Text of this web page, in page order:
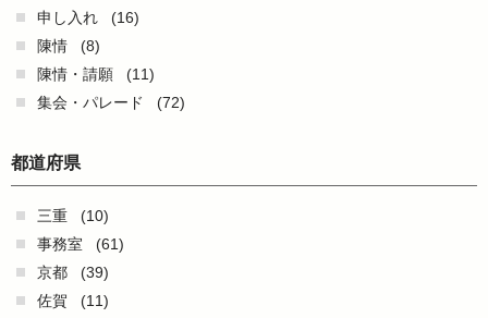
申し入れ
(16)
陳情
(8)
陳情・請願
(11)
集会・パレード
(72)
都道府県
三重
(10)
事務室
(61)
京都
(39)
佐賀
(11)